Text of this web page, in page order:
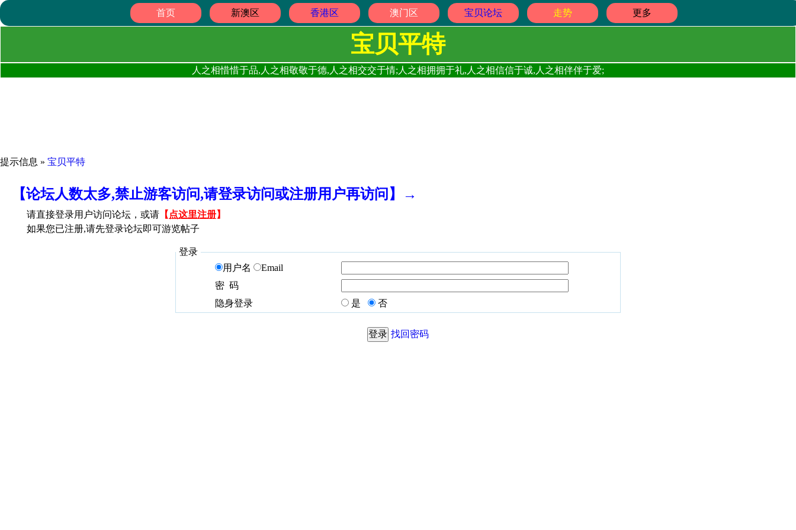
首页 新澳区 香港区 澳门区 宝贝论坛 走势 更多
宝贝平特
人之相惜惜于品,人之相敬敬于德,人之相交交于情;人之相拥拥于礼,人之相信信于诚,人之相伴伴于爱;
提示信息 » 宝贝平特
【论坛人数太多,禁止游客访问,请登录访问或注册用户再访问】→
请直接登录用户访问论坛，或请 【 点这里注册】
如果您已注册,请先登录论坛即可游览帖子
登录
用户名
Email
密 码
隐身登录
是 否
找回密码